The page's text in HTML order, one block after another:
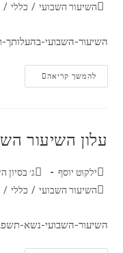
השיעור השבועי / כללי /
השיעור-השבועי-בהעלותך-תשפג-
להמשך קריאה
עלון השיעור
ילקוט יוסף
ג׳ בסיון
השיעור השבועי / כללי /
השיעור-השבועי-נשא-תשפג-